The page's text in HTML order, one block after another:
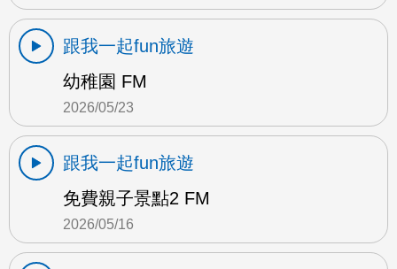
跟我一起fun旅遊
幼稚園 FM
2026/05/23
跟我一起fun旅遊
免費親子景點2 FM
2026/05/16